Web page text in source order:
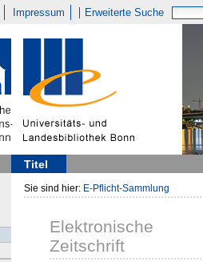
Impressum Erweiterte Suche
Titel
Sie sind hier: E-Pflicht-Sammlung
Elektronische
Zeitschrift